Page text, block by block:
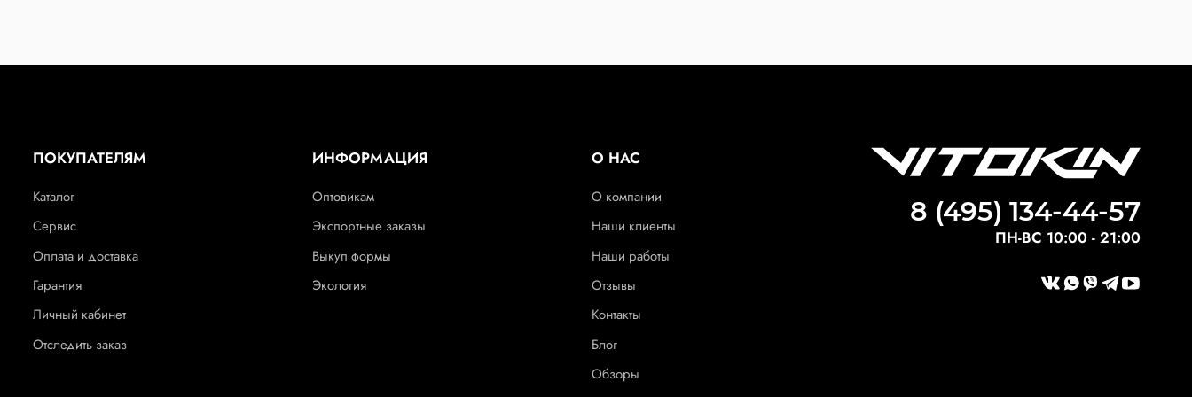
ПОКУПАТЕЛЯМ
Каталог
Сервис
Оплата и доставка
Гарантия
Личный кабинет
Отследить заказ
ИНФОРМАЦИЯ
Оптовикам
Экспортные заказы
Выкуп формы
Экология
О НАС
О компании
Наши клиенты
Наши работы
Отзывы
Контакты
Блог
Обзоры
8 (495) 134-44-57
ПН-ВС 10:00 - 21:00